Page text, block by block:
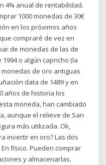
4% anual de rentabilidad.
1000 monedas de 30€
en los próximos años
compraré de vez en
de monedas de las de
o algún capricho (la
monedas de oro antiguas
data de 1489 y en
años de historia los
moneda, han cambiado
aunque el relieve de San
más utilizada. Ok,
invertir en oro? Las dos
físico. Pueden comprar
y almacenarlas.